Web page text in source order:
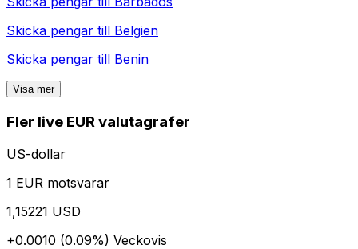
Skicka pengar till Belgien
Skicka pengar till Benin
Visa mer
Fler live EUR valutagrafer
US-dollar
1 EUR motsvarar
1,15221 USD
+0.0010 (0.09%) Veckovis